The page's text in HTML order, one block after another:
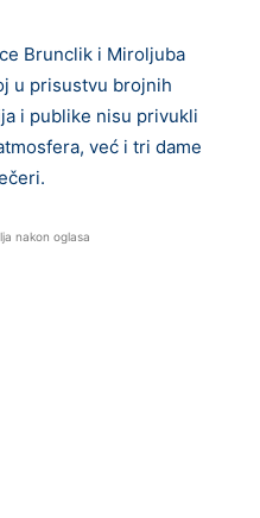
Brunclik i Miroljuba
u prisustvu brojnih
i publike nisu privukli
već i tri dame
nakon oglasa